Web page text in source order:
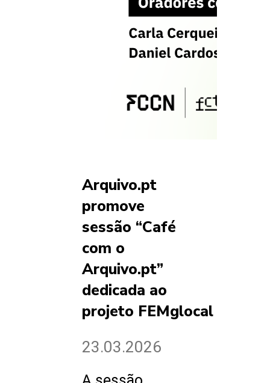
Arquivo.pt
promove
sessão “Café
com o
Arquivo.pt”
dedicada ao
projeto FEMglocal
23.03.2026